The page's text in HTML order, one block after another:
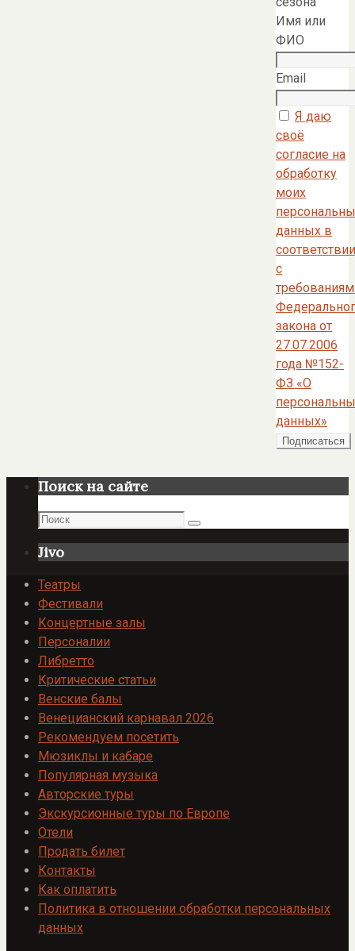
Имя или
ФИО
Email
Я даю
своё
согласие на
обработку
моих
данных в
соответствии
с
закона от
27.07.2006
года №152-
ФЗ «О
данных»
Поиск на сайте
Поиск
Поиск
Jivo
Театры
Фестивали
Концертные залы
Персоналии
Либретто
Критические статьи
Венские балы
Венецианский карнавал 2026
Рекомендуем посетить
Мюзиклы и кабаре
Популярная музыка
Авторские туры
Экскурсионные туры по Европе
Отели
Продать билет
Контакты
Как оплатить
Политика в отношении обработки персональных
данных